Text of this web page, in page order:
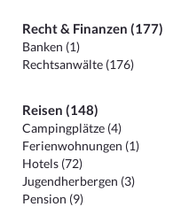
Recht & Finanzen (177)
Banken (1)
Rechtsanwälte (176)
Reisen (148)
Campingplätze (4)
Ferienwohnungen (1)
Hotels (72)
Jugendherbergen (3)
Pension (9)